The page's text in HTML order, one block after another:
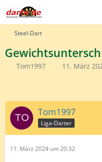
Steel-Dart
Tom1997 11. März
Tom1997
Liga-Darter
11. März 2024 um 20:32